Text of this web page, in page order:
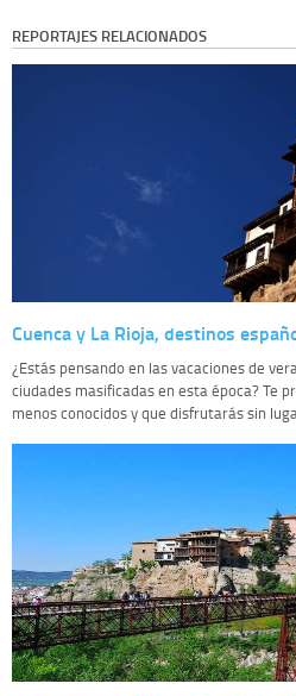
REPORTAJES RELACIONADOS
Cuenca y La Rioja, destinos
¿Estás pensando en las vacaciones de
ciudades masificadas en esta época? Te
menos conocidos y que disfrutarás sin